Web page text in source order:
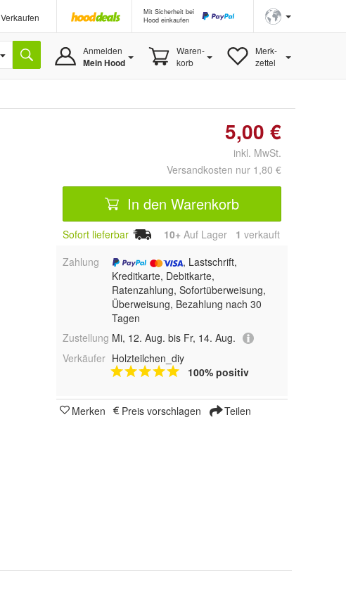
Verkaufen
Mit Sicherheit bei
Hood einkaufen
Anmelden
Mein Hood
Waren-
korb
Merk-
zettel
5,00 €
inkl. MwSt.
Versandkosten nur 1,80 €
In den Warenkorb
Sofort lieferbar 10+ Auf Lager 1 verkauft
Zahlung
, Lastschrift,
Kreditkarte, Debitkarte,
Ratenzahlung, Sofortüberweisung,
Überweisung, Bezahlung nach 30
Tagen
Zustellung Mi, 12. Aug. bis Fr, 14. Aug.
Verkäufer Holzteilchen_diy
100% positiv
Merken Preis vorschlagen Teilen